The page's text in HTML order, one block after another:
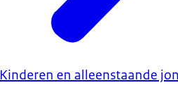
Kinderen en alleenstaande